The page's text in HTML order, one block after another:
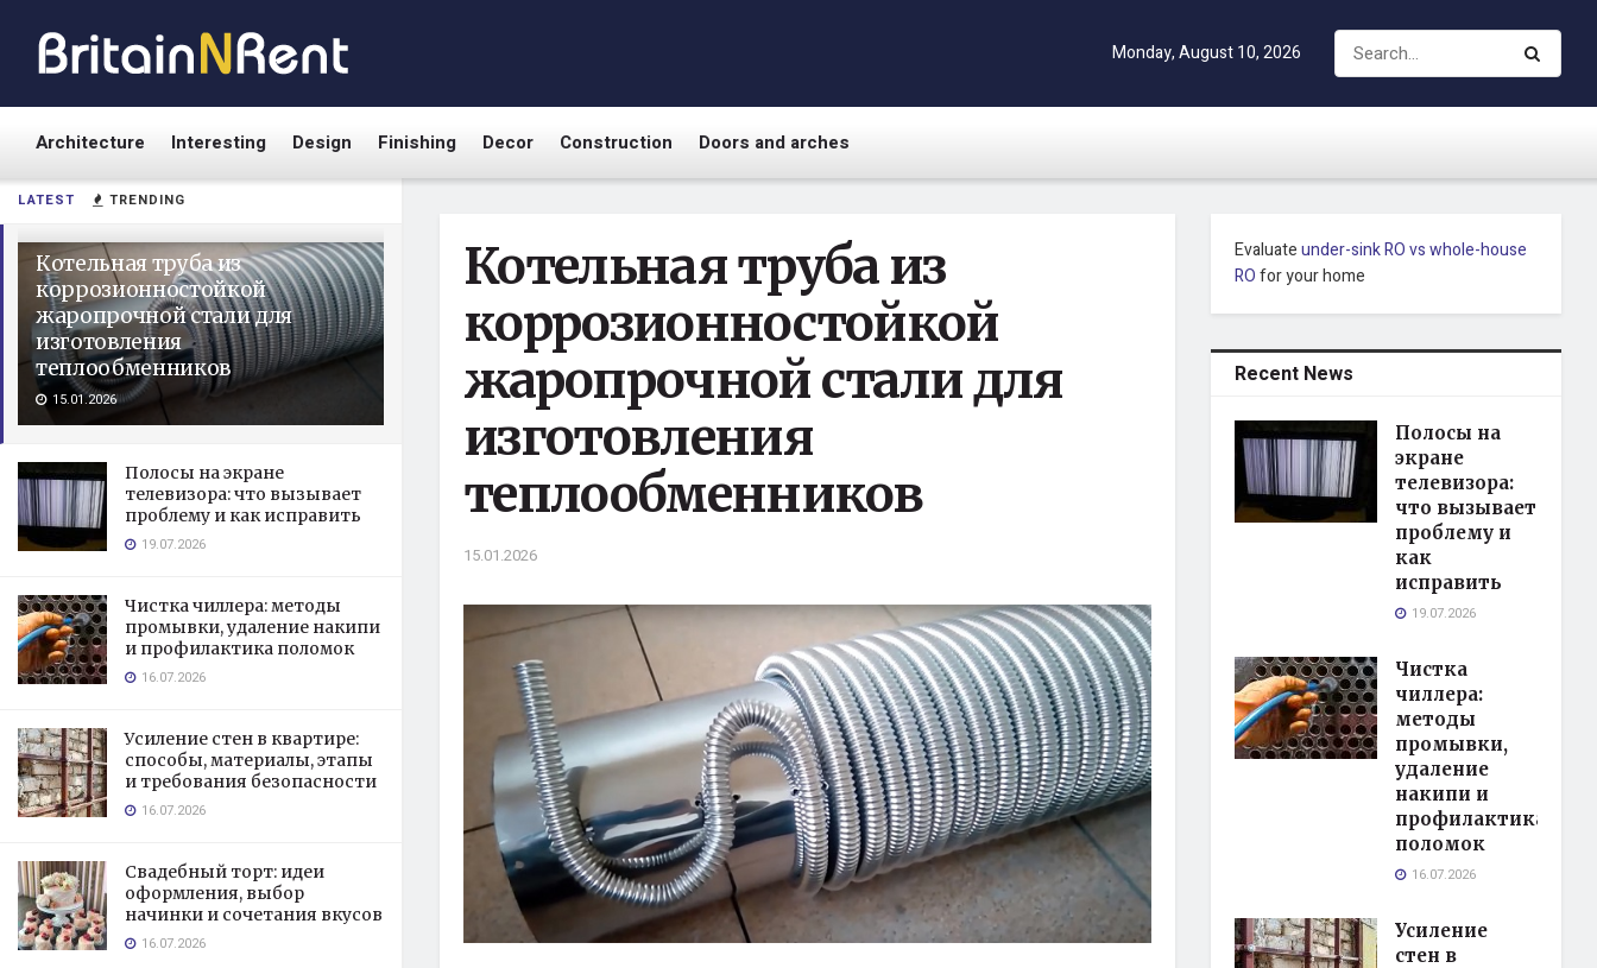
LATEST TRENDING
Котельная труба из
коррозионностойкой
жаропрочной стали для
изготовления
теплообменников
15.01.2026
Полосы на экране
телевизора: что вызывает
проблему и как исправить
19.07.2026
Чистка чиллера: методы
промывки, удаление накипи
и профилактика поломок
16.07.2026
Усиление стен в квартире:
способы, материалы, этапы
и требования безопасности
16.07.2026
Свадебный торт: идеи
оформления, выбор
начинки и сочетания вкусов
16.07.2026
Monday, August 10, 2026
Architecture Interesting Design Finishing Decor Construction Doors and arches
Котельная труба из
коррозионностойкой
жаропрочной стали для
изготовления
теплообменников
15.01.2026
Evaluateunder-sink RO vs whole-house
ROfor your home
Recent News
Полосы на
экране
телевизора:
что вызывает
проблему и
как
исправить
19.07.2026
Чистка
чиллера:
методы
промывки,
удаление
накипи и
профилактика
поломок
16.07.2026
Усиление
стен в